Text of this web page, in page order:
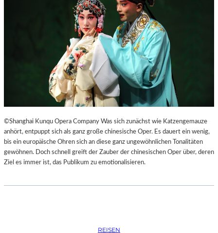
S
S
O
R
G
S
K
I
S
„
C
H
O
W
A
N
©Shanghai Kunqu Opera Company Was sich zunächst wie Katzengemauze
anhört, entpuppt sich als ganz große chinesische Oper. Es dauert ein wenig,
bis ein europäische Ohren sich an diese ganz ungewöhnlichen Tonalitäten
gewöhnen. Doch schnell greift der Zauber der chinesischen Oper über, deren
Ziel es immer ist, das Publikum zu emotionalisieren.
REISEN